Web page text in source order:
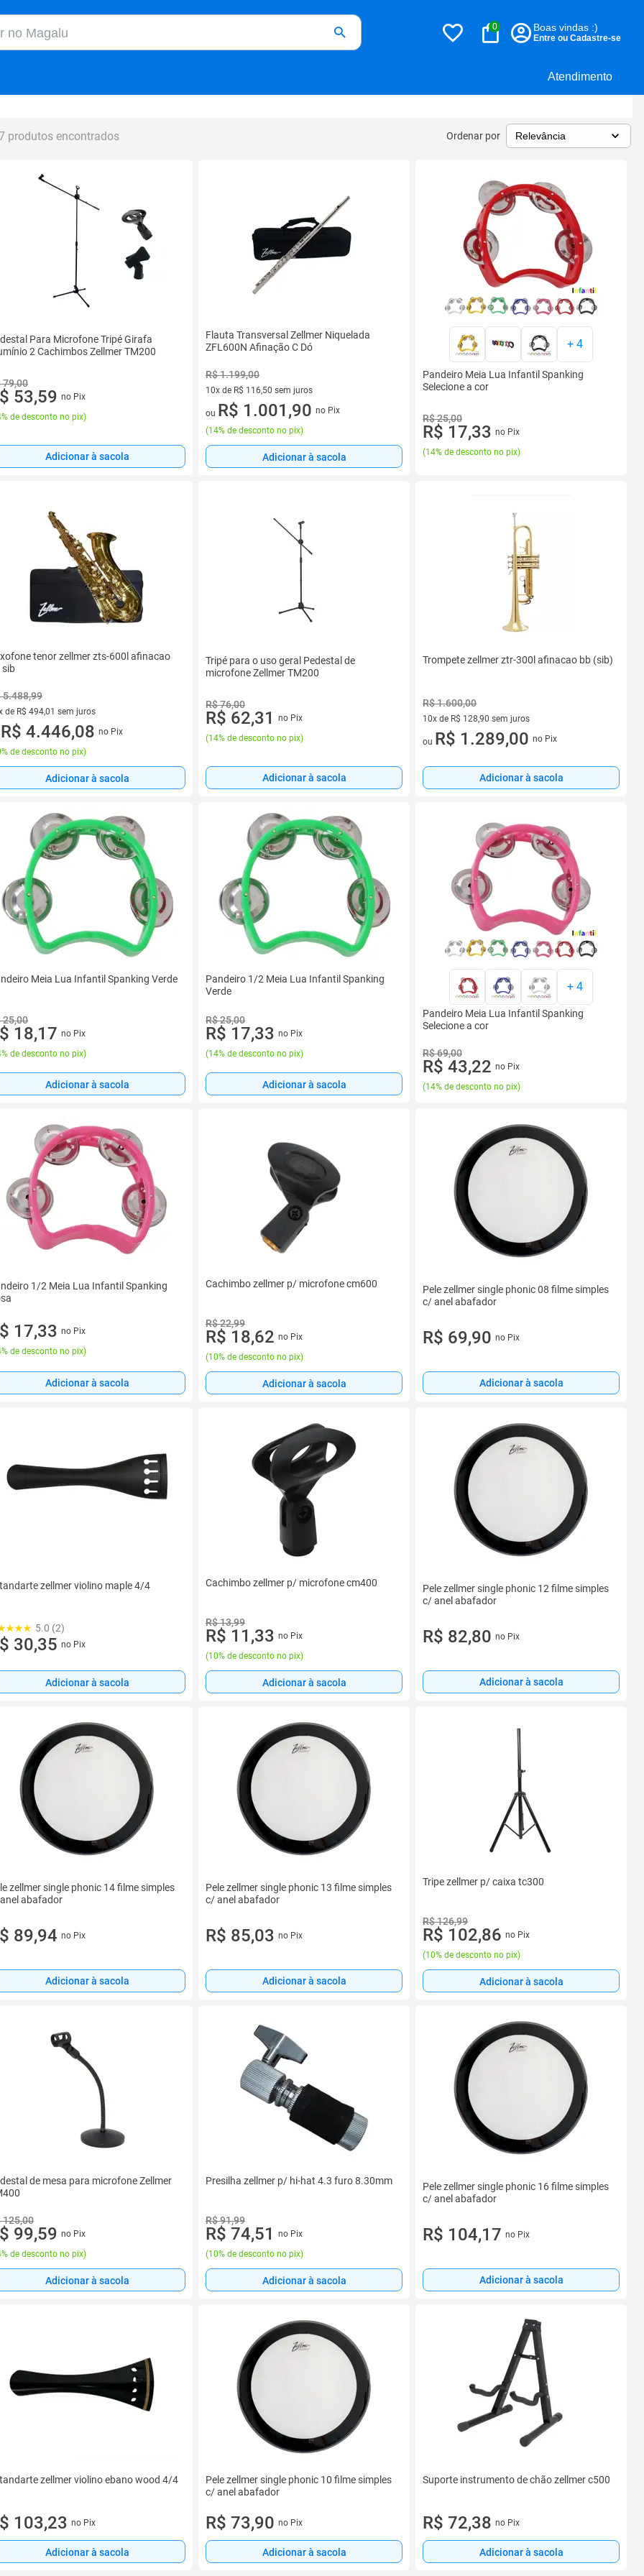
Atendimento
Magalu
0 Boas vindas :)
Entre ou Cadastre-se
produtos encontrados Ordenar por
Para Microfone Tripé Girafa
2 Cachimbos Zellmer TM200
79,00
53,59 no Pix
de desconto no pix)
Adicionar à sacola
Flauta Transversal Zellmer Niquelada
ZFL600N Afinação C Dó
R$ 1.199,00
10x de R$ 116,50 sem juros
10 vez de R$ 116,50 sem juros
ou R$ 1.001,90 no Pix
(14% de desconto no pix)
Adicionar à sacola
+ 4
Pandeiro Meia Lua Infantil Spanking
Selecione a cor
R$ 25,00
R$ 17,33 no Pix
(14% de desconto no pix)
tenor zellmer zts-600l afinacao
sib
5.488,99
de R$ 494,01 sem juros
vez de R$ 494,01 sem juros
R$ 4.446,08 no Pix
de desconto no pix)
Adicionar à sacola
Tripé para o uso geral Pedestal de
microfone Zellmer TM200
R$ 76,00
R$ 62,31
no Pix
(14% de desconto no pix)
Adicionar à sacola
Trompete zellmer ztr-300l afinacao bb (sib)
R$ 1.600,00
10x de R$ 128,90 sem juros
10 vez de R$ 128,90 sem juros
ou R$ 1.289,00 no Pix
Adicionar à sacola
Meia Lua Infantil Spanking Verde
25,00
18,17 no Pix
de desconto no pix)
Adicionar à sacola
Pandeiro 1/2 Meia Lua Infantil Spanking
Verde
R$ 25,00
R$ 17,33 no Pix
(14% de desconto no pix)
Adicionar à sacola
+ 4
Pandeiro Meia Lua Infantil Spanking
Selecione a cor
R$ 69,00
R$ 43,22 no Pix
(14% de desconto no pix)
1/2 Meia Lua Infantil Spanking
17,33 no Pix
de desconto no pix)
Adicionar à sacola
Cachimbo zellmer p/ microfone cm600
R$ 22,99
R$ 18,62 no Pix
(10% de desconto no pix)
Adicionar à sacola
Pele zellmer single phonic 08 filme simples
c/ anel abafador
R$ 69,90 no Pix
Adicionar à sacola
zellmer violino maple 4/4
5.0 (2)
30,35 no Pix
Adicionar à sacola
Cachimbo zellmer p/ microfone cm400
R$ 13,99
R$ 11,33 no Pix
(10% de desconto no pix)
Adicionar à sacola
Pele zellmer single phonic 12 filme simples
c/ anel abafador
R$ 82,80 no Pix
Adicionar à sacola
zellmer single phonic 14 filme simples
abafador
89,94 no Pix
Adicionar à sacola
Pele zellmer single phonic 13 filme simples
c/ anel abafador
R$ 85,03 no Pix
Adicionar à sacola
Tripe zellmer p/ caixa tc300
R$ 126,99
R$ 102,86 no Pix
(10% de desconto no pix)
Adicionar à sacola
de mesa para microfone Zellmer
125,00
99,59 no Pix
de desconto no pix)
Adicionar à sacola
Presilha zellmer p/ hi-hat 4.3 furo 8.30mm
R$ 91,99
R$ 74,51
no Pix
(10% de desconto no pix)
Adicionar à sacola
Pele zellmer single phonic 16 filme simples
c/ anel abafador
R$ 104,17 no Pix
Adicionar à sacola
zellmer violino ebano wood 4/4
103,23 no Pix
Adicionar à sacola
Pele zellmer single phonic 10 filme simples
c/ anel abafador
R$ 73,90 no Pix
Adicionar à sacola
Suporte instrumento de chão zellmer c500
R$ 72,38 no Pix
Adicionar à sacola